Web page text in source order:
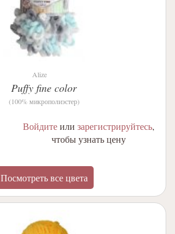
Alize
Puffy fine color
(100% микрополиэстер)
Войдитеили зарегистрируйтесь,
чтобы узнать цену
Посмотреть все цвета